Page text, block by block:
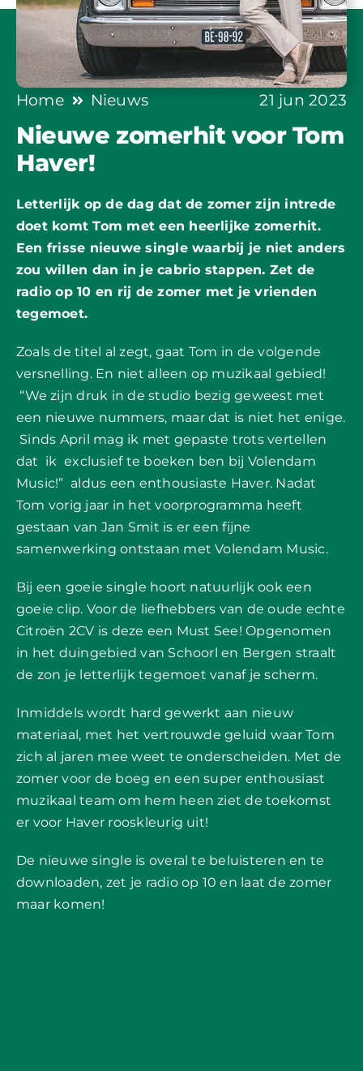
Home Nieuws 21 jun 2023
Nieuwe zomerhit voor Tom
Haver!
Letterlijk op de dag dat de zomer zijn intrede
doet komt Tom met een heerlijke zomerhit.
Een frisse nieuwe single waarbij je niet anders
zou willen dan in je cabrio stappen. Zet de
radio op 10 en rij de zomer met je vrienden
tegemoet.
Zoals de titel al zegt, gaat Tom in de volgende
versnelling. En niet alleen op muzikaal gebied!
“We zijn druk in de studio bezig geweest met
een nieuwe nummers, maar dat is niet het enige.
Sinds April mag ik met gepaste trots vertellen
dat ik exclusief te boeken ben bij Volendam
Music!” aldus een enthousiaste Haver. Nadat
Tom vorig jaar in het voorprogramma heeft
gestaan van Jan Smit is er een fijne
samenwerking ontstaan met Volendam Music.
Bij een goeie single hoort natuurlijk ook een
goeie clip. Voor de liefhebbers van de oude echte
Citroën 2CV is deze een Must See! Opgenomen
in het duingebied van Schoorl en Bergen straalt
de zon je letterlijk tegemoet vanaf je scherm.
Inmiddels wordt hard gewerkt aan nieuw
materiaal, met het vertrouwde geluid waar Tom
zich al jaren mee weet te onderscheiden. Met de
zomer voor de boeg en een super enthousiast
muzikaal team om hem heen ziet de toekomst
er voor Haver rooskleurig uit!
De nieuwe single is overal te beluisteren en te
downloaden, zet je radio op 10 en laat de zomer
maar komen!